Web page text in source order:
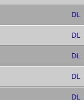
DL
DL
DL
DL
DL